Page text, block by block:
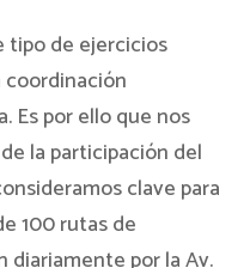
tipo de ejercicios
Es por ello que nos
la participación del
clave para
100 rutas de
diariamente por la Av.